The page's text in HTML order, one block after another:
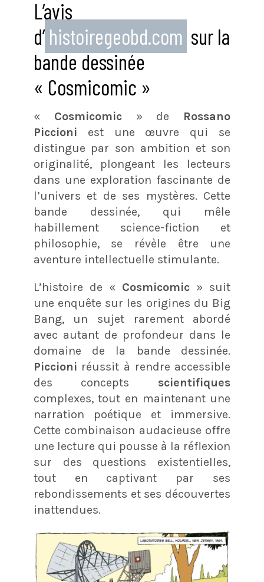
L’avis
d’ histoiregeobd.com sur la
bande dessinée
« Cosmicomic »
« Cosmicomic» de Rossano
Piccioni est une œuvre qui se
distingue par son ambition et son
originalité, plongeant les lecteurs
dans une exploration fascinante de
l’univers et de ses mystères. Cette
bande dessinée, qui mêle
habillement science-fiction et
philosophie, se révèle être une
aventure intellectuelle stimulante.
L’histoire de « Cosmicomic » suit
une enquête sur les origines du Big
Bang, un sujet rarement abordé
avec autant de profondeur dans le
domaine de la bande dessinée.
Piccioni réussit à rendre accessible
des concepts scientifiques
complexes, tout en maintenant une
narration poétique et immersive.
Cette combinaison audacieuse offre
une lecture qui pousse à la réflexion
sur des questions existentielles,
tout en captivant par ses
rebondissements et ses découvertes
inattendues​.